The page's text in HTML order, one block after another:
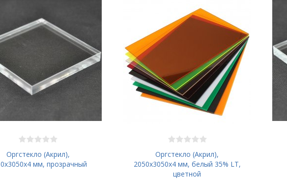
Оргстекло (Акрил),
мм, прозрачный
Оргстекло (Акрил),
2050х3050x4 мм, белый 35% LT,
цветной